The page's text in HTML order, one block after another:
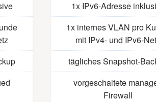
1x IPv6-Adresse
1x internes VLAN pro
mit IPv4- und IPv6-
tägliches Snapshot-
vorgeschaltete
Firewall